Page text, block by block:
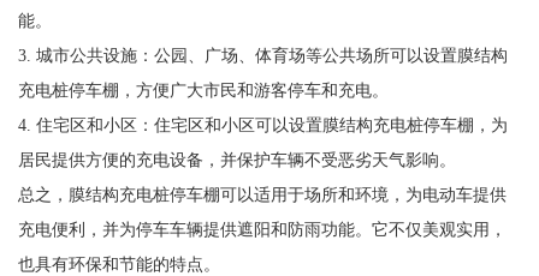
能。
3. 城市公共设施：公园、广场、体育场等公共场所可以设置膜结构
充电桩停车棚，方便广大市民和游客停车和充电。
4. 住宅区和小区：住宅区和小区可以设置膜结构充电桩停车棚，为
居民提供方便的充电设备，并保护车辆不受恶劣天气影响。
总之，膜结构充电桩停车棚可以适用于场所和环境，为电动车提供
充电便利，并为停车车辆提供遮阳和防雨功能。它不仅美观实用，
也具有环保和节能的特点。